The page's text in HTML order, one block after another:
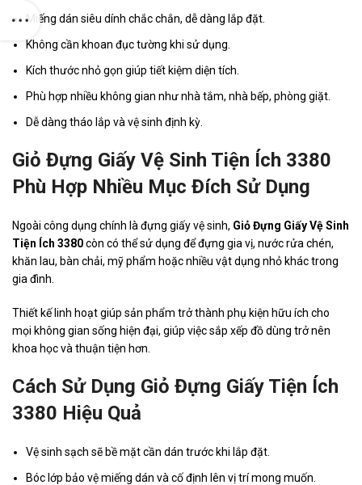
Miếng dán siêu dính chắc chắn, dễ dàng lắp đặt.
Không cần khoan đục tường khi sử dụng.
Kích thước nhỏ gọn giúp tiết kiệm diện tích.
Phù hợp nhiều không gian như nhà tắm, nhà bếp, phòng giặt.
Dễ dàng tháo lắp và vệ sinh định kỳ.
Giỏ Đựng Giấy Vệ Sinh Tiện Ích 3380
Phù Hợp Nhiều Mục Đích Sử Dụng
Ngoài công dụng chính là đựng giấy vệ sinh, Giỏ Đựng Giấy Vệ Sinh
Tiện Ích 3380còn có thể sử dụng để đựng gia vị, nước rửa chén,
khăn lau, bàn chải, mỹ phẩm hoặc nhiều vật dụng nhỏ khác trong
gia đình.
Thiết kế linh hoạt giúp sản phẩm trở thành phụ kiện hữu ích cho
mọi không gian sống hiện đại, giúp việc sắp xếp đồ dùng trở nên
khoa học và thuận tiện hơn.
Cách Sử Dụng Giỏ Đựng Giấy Tiện Ích
3380 Hiệu Quả
Vệ sinh sạch sẽ bề mặt cần dán trước khi lắp đặt.
Bóc lớp bảo vệ miếng dán và cố định lên vị trí mong muốn.